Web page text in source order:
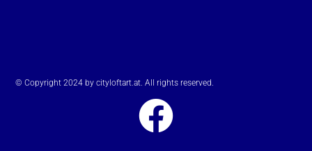
© Copyright 2024 by cityloftart.at. All rights reserved.